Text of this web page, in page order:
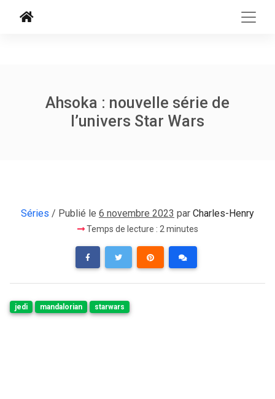
Ahsoka : nouvelle série de
l’univers Star Wars
Séries / Publié le 6 novembre 2023 par Charles-Henry
Temps de lecture : 2 minutes
jedi mandalorian starwars